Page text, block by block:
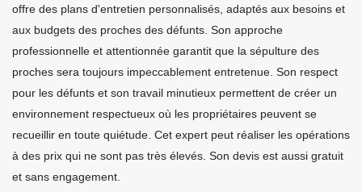
offre des plans d'entretien personnalisés, adaptés aux besoins et
aux budgets des proches des défunts. Son approche
professionnelle et attentionnée garantit que la sépulture des
proches sera toujours impeccablement entretenue. Son respect
pour les défunts et son travail minutieux permettent de créer un
environnement respectueux où les propriétaires peuvent se
recueillir en toute quiétude. Cet expert peut réaliser les opérations
à des prix qui ne sont pas très élevés. Son devis est aussi gratuit
et sans engagement.